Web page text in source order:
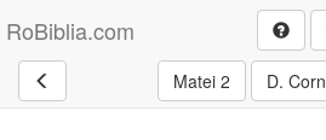
RoBiblia.com
Matei 2 D.